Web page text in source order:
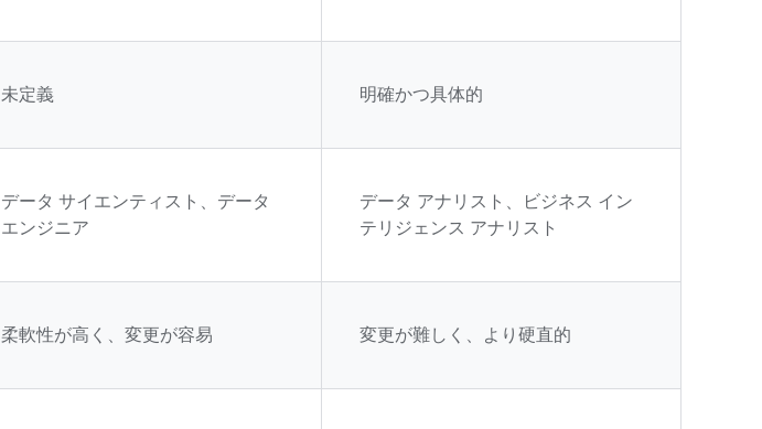
未定義 明確かつ具体的
データ サイエンティスト、データ
エンジニア
データ アナリスト、ビジネス イン
テリジェンス アナリスト
柔軟性が高く、変更が容易 変更が難しく、より硬直的